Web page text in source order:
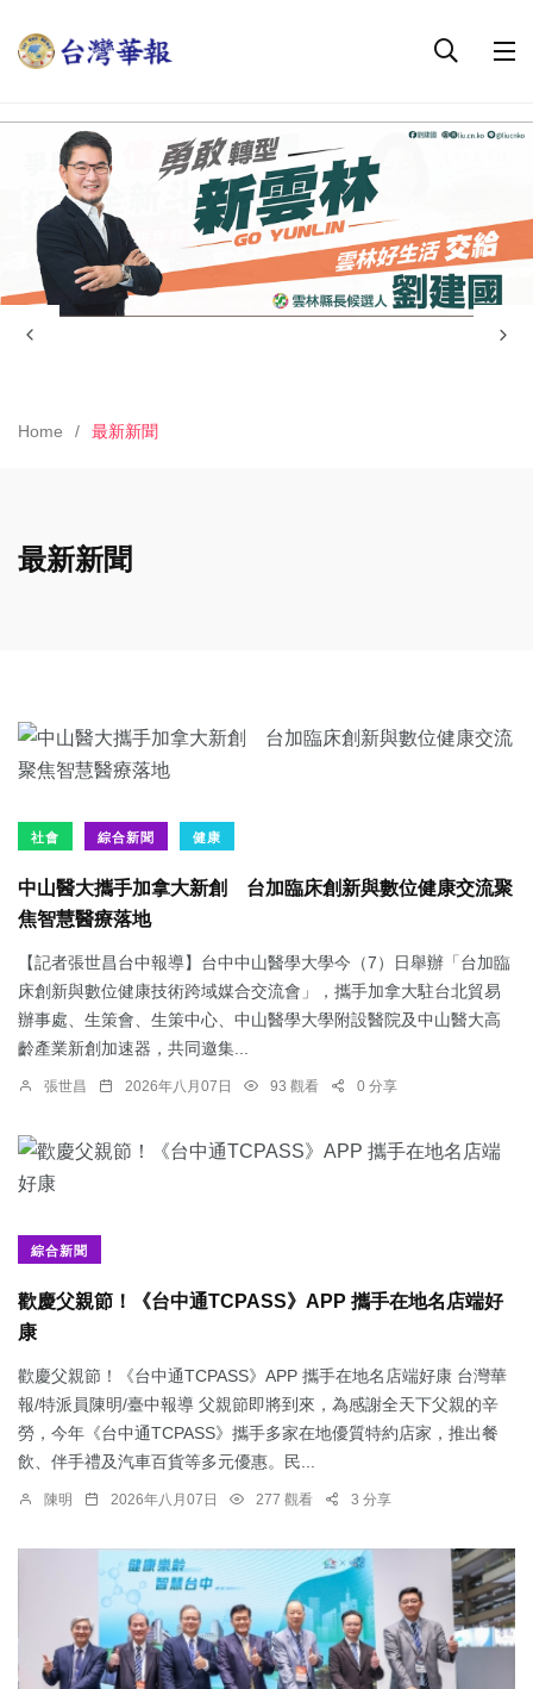
Home 最新新聞
最新新聞
社會 綜合新聞 健康
中山醫大攜手加拿大新創 台加臨床創新與數位健康交流聚
焦智慧醫療落地
【記者張世昌台中報導】台中中山醫學大學今（7）日舉辦「台加臨
床創新與數位健康技術跨域媒合交流會」，攜手加拿大駐台北貿易
辦事處、生策會、生策中心、中山醫學大學附設醫院及中山醫大高
齡產業新創加速器，共同邀集...
張世昌 2026年八月07日 93 觀看 0 分享
綜合新聞
歡慶父親節！《台中通TCPASS》APP 攜手在地名店端好
康
歡慶父親節！《台中通TCPASS》APP 攜手在地名店端好康 台灣華
報/特派員陳明/臺中報導 父親節即將到來，為感謝全天下父親的辛
勞，今年《台中通TCPASS》攜手多家在地優質特約店家，推出餐
飲、伴手禮及汽車百貨等多元優惠。民...
陳明 2026年八月07日 277 觀看 3 分享